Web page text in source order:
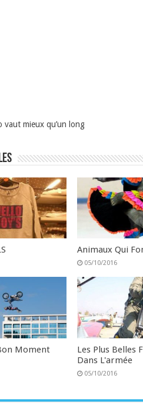
vaut mieux qu’un long
Animaux Qui
05/10/2016
Moment
Les Plus Belles
Dans L'armée
05/10/2016